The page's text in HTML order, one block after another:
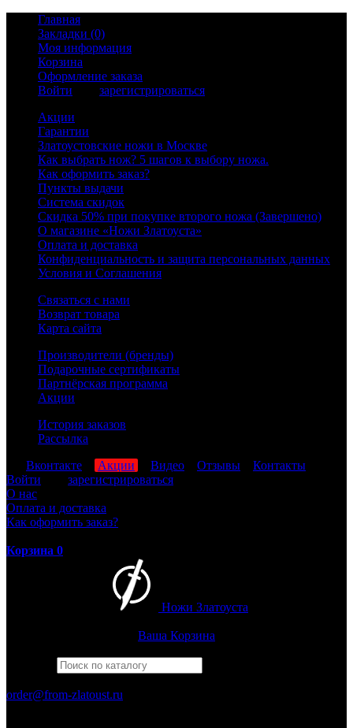
Главная
Закладки (0)
Моя информация
Корзина
Оформление заказа
Войти
зарегистрироваться
Акции
Гарантии
Златоустовские ножи в Москве
Как выбрать нож? 5 шагов к выбору ножа.
Как оформить заказ?
Пункты выдачи
Система скидок
Скидка 50% при покупке второго ножа (Завершено)
О магазине «Ножи Златоуста»
Оплата и доставка
Конфиденциальность и защита персональных данных
Условия и Соглашения
Связаться с нами
Возврат товара
Карта сайта
Производители (бренды)
Подарочные сертификаты
Партнёрская программа
Акции
История заказов
Рассылка
Вконтакте Акции Видео Отзывы
Контакты
Войти
зарегистрироваться
О нас
Оплата и доставка
Как оформить заказ?
Корзина 0
Ножи Златоуста
Ваша Корзина
order@from-zlatoust.ru